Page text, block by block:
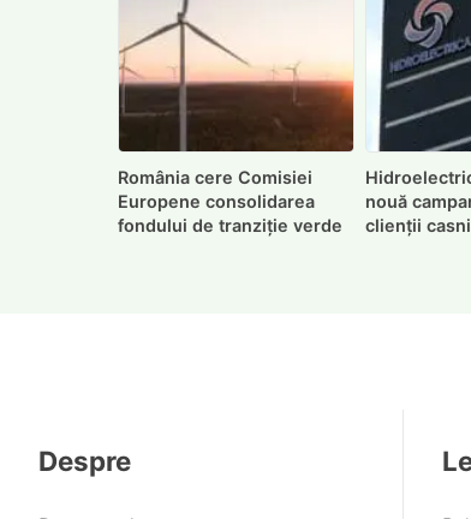
România cere Comisiei
Europene consolidarea
fondului de tranziție verde
nouă
clienții
Despre